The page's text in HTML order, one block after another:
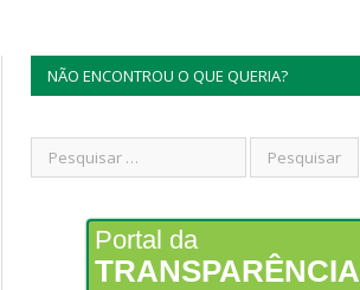
NÃO ENCONTROU O QUE QUERIA?
Portal da
TRANSPARÊNCIA